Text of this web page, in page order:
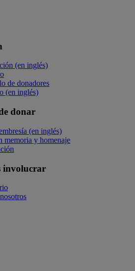
(en inglés)
de donadores
(en inglés)
donar
(en inglés)
memoria y homenaje
involucrar